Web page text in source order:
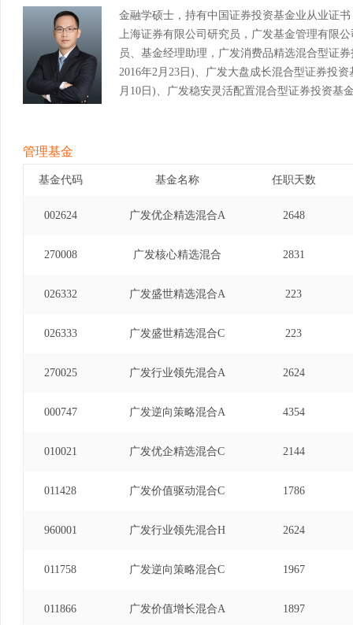
金融学硕士，持有中国证券投资基金业从业证
上海证券有限公司研究员，广发基金管理有限
员、基金经理助理，广发消费品精选混合型证
2016年2月23日)、广发大盘成长混合型证券投
月10日)、广发稳安灵活配置混合型证券投资基
管理基金
基金代码 基金名称 任职天数
002624 广发优企精选混合A 2648
270008 广发核心精选混合 2831
026332 广发盛世精选混合A 223
026333 广发盛世精选混合C 223
270025 广发行业领先混合A 2624
000747 广发逆向策略混合A 4354
010021 广发优企精选混合C 2144
011428 广发价值驱动混合C 1786
960001 广发行业领先混合H 2624
011758 广发逆向策略混合C 1967
011866 广发价值增长混合A 1897